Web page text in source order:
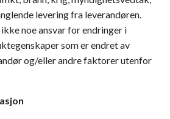
levering fra leverandøren.
noe ansvar for endringer i
som er endret av
og/eller andre faktorer utenfor